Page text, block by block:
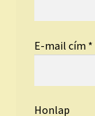
E-mail cím *
Honlap